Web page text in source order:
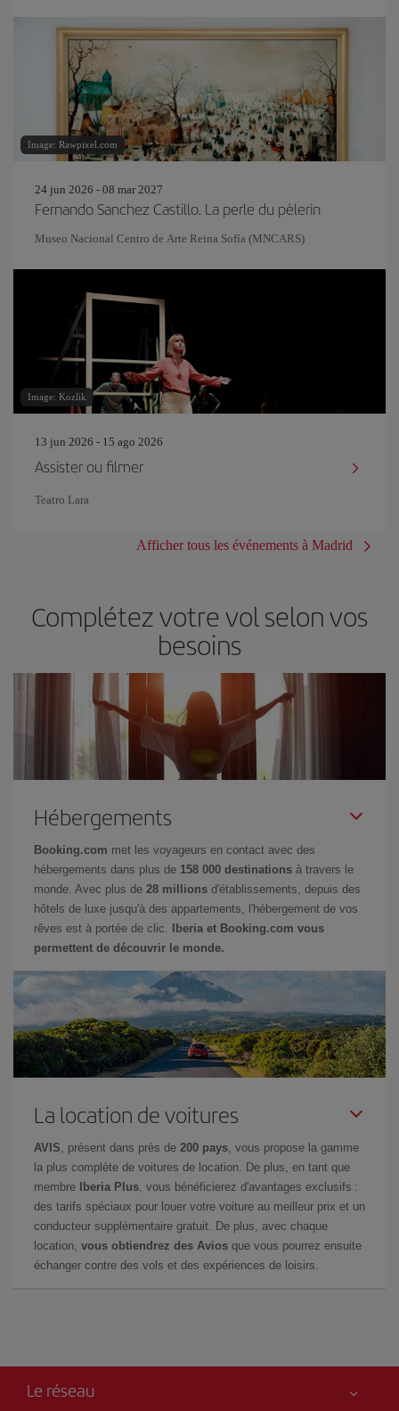
Image: Rawpixel.com
24 jun 2026 - 08 mar 2027
Fernando Sanchez Castillo. La perle du pèlerin
Museo Nacional Centro de Arte Reina Sofía (MNCARS)
Image: Kozlik
13 jun 2026 - 15 ago 2026
Assister ou filmer
Teatro Lara
Afficher tous les événements à Madrid
Complétez votre vol selon vos
besoins
Hébergements
Booking.com met les voyageurs en contact avec des
hébergements dans plus de 158 000 destinations à travers le
monde. Avec plus de 28 millions d'établissements, depuis des
hôtels de luxe jusqu'à des appartements, l'hébergement de vos
rêves est à portée de clic.
Iberia et Booking.com vous
permettent de découvrir le monde.
La location de voitures
AVIS, présent dans près de 200 pays, vous propose la gamme
la plus complète de voitures de location. De plus, en tant que
membre
Iberia Plus, vous bénéficierez d'avantages exclusifs :
des tarifs spéciaux pour louer votre voiture au meilleur prix et un
conducteur supplémentaire gratuit. De plus, avec chaque
location, vous obtiendrez des Avios que vous pourrez ensuite
échanger contre des vols et des expériences de loisirs.
Le réseau